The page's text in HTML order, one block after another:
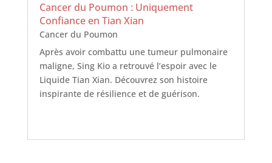
Cancer du Poumon : Uniquement
Confiance en Tian Xian
Cancer du Poumon
Après avoir combattu une tumeur pulmonaire
maligne, Sing Kio a retrouvé l’espoir avec le
Liquide Tian Xian. Découvrez son histoire
inspirante de résilience et de guérison.